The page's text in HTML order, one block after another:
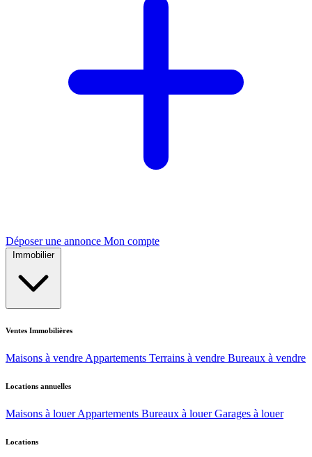
Déposer une annonce Mon compte
Immobilier
Ventes Immobilières
Maisons à vendre Appartements Terrains à vendre Bureaux à vendre
Locations annuelles
Maisons à louer Appartements Bureaux à louer Garages à louer
Locations